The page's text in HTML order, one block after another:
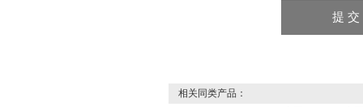
相关同类产品：